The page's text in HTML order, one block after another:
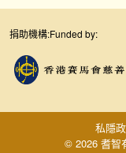
捐助機構:Funded by:
© 2026 耆智
私隱